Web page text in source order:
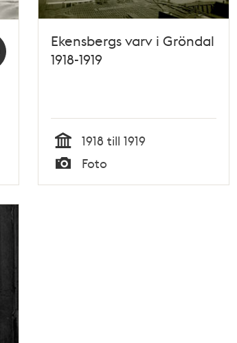
Ekensbergs varv i Gröndal
1918-1919
Tid
1918 till 1919
Foto